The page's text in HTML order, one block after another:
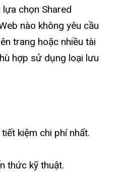
chọn Shared
nào không yêu cầu
trang hoặc nhiều tài
hợp sử dụng loại lưu
kiệm chi phí nhất.
​​thức kỹ thuật.